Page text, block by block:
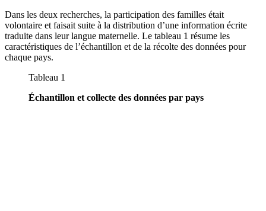
Dans les deux recherches, la participation des familles était
volontaire et faisait suite à la distribution d’une information écrite
traduite dans leur langue maternelle. Le tableau 1 résume les
caractéristiques de l’échantillon et de la récolte des données pour
chaque pays.
Tableau 1
Échantillon et collecte des données par pays